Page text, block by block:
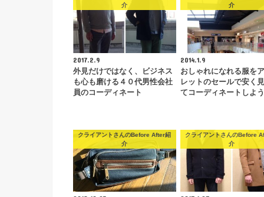
介
2017.2.9
外見だけではなく、ビジネス
も心も磨ける４０代男性会社
員のコーディネート
介
2014.1.9
おしゃれになれる服を
レットのセールで安く
てコーディネートしよう
クライアントさんのBefore After紹
介
クライアントさんのBefore
介